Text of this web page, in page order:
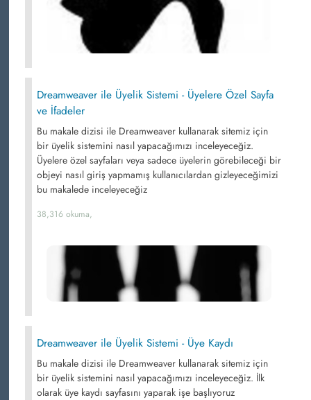
Dreamweaver ile Üyelik Sistemi - Üyelere Özel Sayfa
ve İfadeler
Bu makale dizisi ile Dreamweaver kullanarak sitemiz için
bir üyelik sistemini nasıl yapacağımızı inceleyeceğiz.
Üyelere özel sayfaları veya sadece üyelerin görebileceği bir
objeyi nasıl giriş yapmamış kullanıcılardan gizleyeceğimizi
bu makalede inceleyeceğiz
38,316 okuma,
Dreamweaver ile Üyelik Sistemi - Üye Kaydı
Bu makale dizisi ile Dreamweaver kullanarak sitemiz için
bir üyelik sistemini nasıl yapacağımızı inceleyeceğiz. İlk
olarak üye kaydı sayfasını yaparak işe başlıyoruz